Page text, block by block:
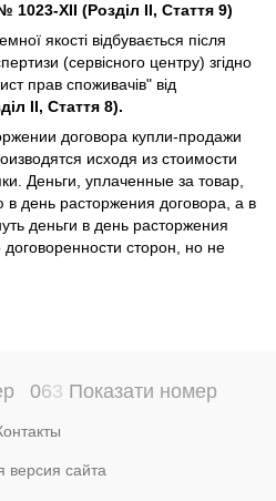
1023-XII (Розділ II, Стаття 9)
якості відбувається після
(сервісного центру) згідно
прав споживачів" від
II, Стаття 8).
договора купли-продажи
исходя из стоимости
Деньги, уплаченные за товар,
день расторжения договора, а в
деньги в день расторжения
сторон, но не
063 Показати номер
версия сайта